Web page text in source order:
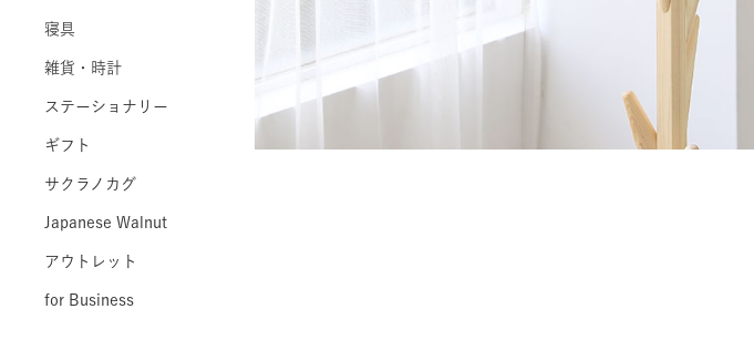
寝具
雑貨・時計
ステーショナリー
ギフト
サクラノカグ
Japanese Walnut
アウトレット
for Business